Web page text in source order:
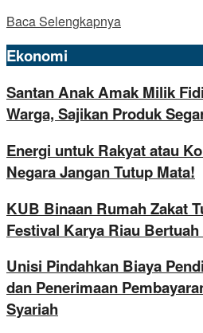
Baca Selengkapnya
Ekonomi
Santan Anak Amak Milik
Warga, Sajikan Produk
Energi untuk Rakyat atau
Negara Jangan Tutup Mata!
KUB Binaan Rumah Zakat
Festival Karya Riau Bertuah
Unisi Pindahkan Biaya
dan Penerimaan
Syariah